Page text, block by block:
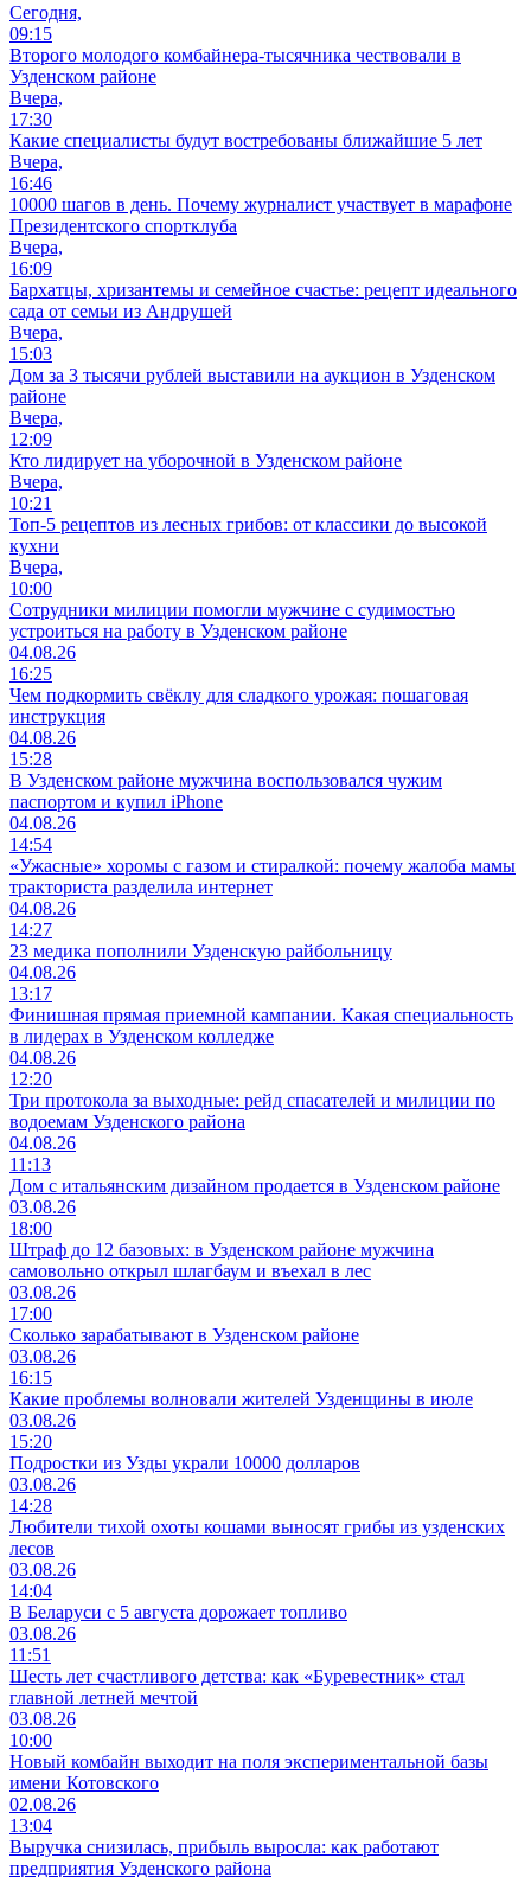
Сегодня,
09:15
Второго молодого комбайнера-тысячника чествовали в
Узденском районе
Вчера,
17:30
Какие специалисты будут востребованы ближайшие 5 лет
Вчера,
16:46
10000 шагов в день. Почему журналист участвует в марафоне
Президентского спортклуба
Вчера,
16:09
Бархатцы, хризантемы и семейное счастье: рецепт идеального
сада от семьи из Андрушей
Вчера,
15:03
Дом за 3 тысячи рублей выставили на аукцион в Узденском
районе
Вчера,
12:09
Кто лидирует на уборочной в Узденском районе
Вчера,
10:21
Топ-5 рецептов из лесных грибов: от классики до высокой
кухни
Вчера,
10:00
Сотрудники милиции помогли мужчине с судимостью
устроиться на работу в Узденском районе
04.08.26
16:25
Чем подкормить свёклу для сладкого урожая: пошаговая
инструкция
04.08.26
15:28
В Узденском районе мужчина воспользовался чужим
паспортом и купил iPhone
04.08.26
14:54
«Ужасные» хоромы с газом и стиралкой: почему жалоба мамы
тракториста разделила интернет
04.08.26
14:27
23 медика пополнили Узденскую райбольницу
04.08.26
13:17
Финишная прямая приемной кампании. Какая специальность
в лидерах в Узденском колледже
04.08.26
12:20
Три протокола за выходные: рейд спасателей и милиции по
водоемам Узденского района
04.08.26
11:13
Дом с итальянским дизайном продается в Узденском районе
03.08.26
18:00
Штраф до 12 базовых: в Узденском районе мужчина
самовольно открыл шлагбаум и въехал в лес
03.08.26
17:00
Сколько зарабатывают в Узденском районе
03.08.26
16:15
Какие проблемы волновали жителей Узденщины в июле
03.08.26
15:20
Подростки из Узды украли 10000 долларов
03.08.26
14:28
Любители тихой охоты кошами выносят грибы из узденских
лесов
03.08.26
14:04
В Беларуси с 5 августа дорожает топливо
03.08.26
11:51
Шесть лет счастливого детства: как «Буревестник» стал
главной летней мечтой
03.08.26
10:00
Новый комбайн выходит на поля экспериментальной базы
имени Котовского
02.08.26
13:04
Выручка снизилась, прибыль выросла: как работают
предприятия Узденского района